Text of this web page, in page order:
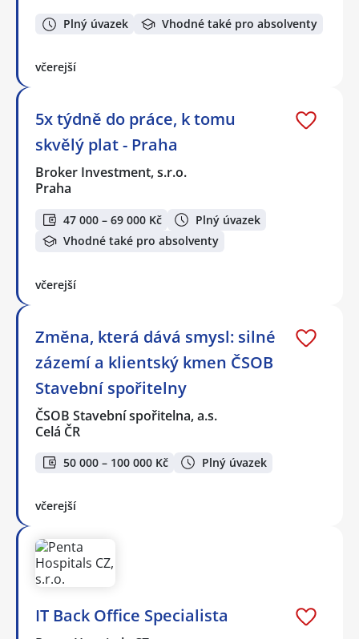
Plný úvazek Vhodné také pro absolventy
včerejší
5x týdně do práce, k tomu
skvělý plat - Praha
Broker Investment, s.r.o.
Praha
47 000 – 69 000 Kč
Plný úvazek
Vhodné také pro absolventy
včerejší
Změna, která dává smysl: silné
zázemí a klientský kmen ČSOB
Stavební spořitelny
ČSOB Stavební spořitelna, a.s.
Celá ČR
50 000 – 100 000 Kč Plný úvazek
včerejší
IT Back Office Specialista